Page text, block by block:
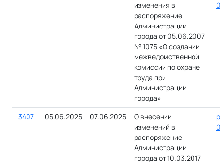
изменения в
распоряжение
Администрации
города от 05.06.2007
№ 1075 «О создании
межведомственной
комиссии по охране
труда при
Администрации
города»
3407 05.06.2025 07.06.2025
О внесении
изменений в
распоряжение
Администрации
города от 10.03.2017